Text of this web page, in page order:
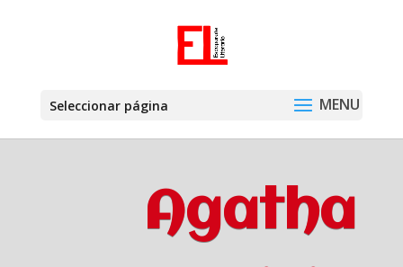
Seleccionar página
Agatha